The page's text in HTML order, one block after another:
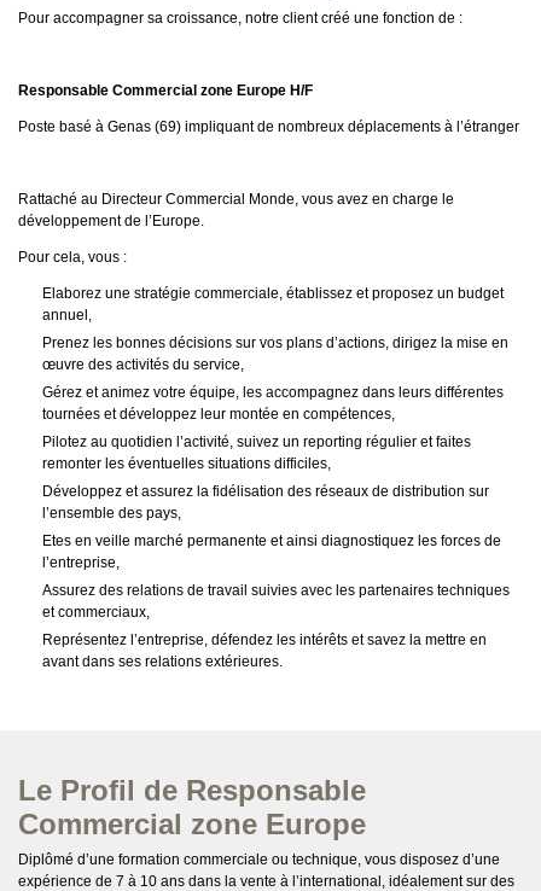
Pour accompagner sa croissance, notre client créé une fonction de :
Responsable Commercial zone Europe H/F
Poste basé à Genas (69) impliquant de nombreux déplacements à l’étranger
Rattaché au Directeur Commercial Monde, vous avez en charge le
développement de l’Europe.
Pour cela, vous :
Elaborez une stratégie commerciale, établissez et proposez un budget
annuel,
Prenez les bonnes décisions sur vos plans d’actions, dirigez la mise en
œuvre des activités du service,
Gérez et animez votre équipe, les accompagnez dans leurs différentes
tournées et développez leur montée en compétences,
Pilotez au quotidien l’activité, suivez un reporting régulier et faites
remonter les éventuelles situations difficiles,
Développez et assurez la fidélisation des réseaux de distribution sur
l’ensemble des pays,
Etes en veille marché permanente et ainsi diagnostiquez les forces de
l’entreprise,
Assurez des relations de travail suivies avec les partenaires techniques
et commerciaux,
Représentez l’entreprise, défendez les intérêts et savez la mettre en
avant dans ses relations extérieures.
Le Profil de Responsable
Commercial zone Europe
Diplômé d’une formation commerciale ou technique, vous disposez d’une
expérience de 7 à 10 ans dans la vente à l’international, idéalement sur des